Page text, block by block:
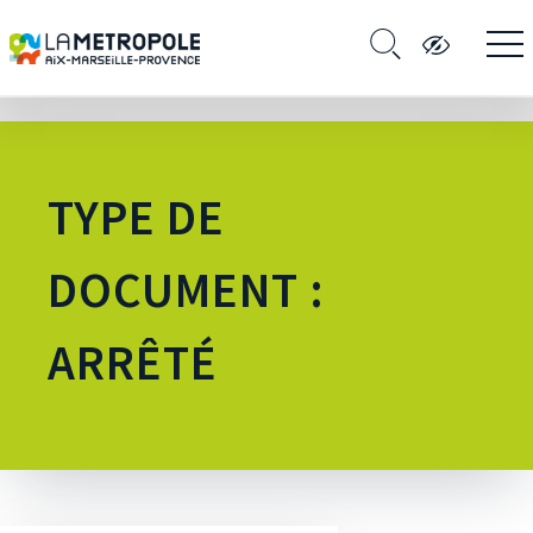
TYPE DE
DOCUMENT :
ARRÊTÉ